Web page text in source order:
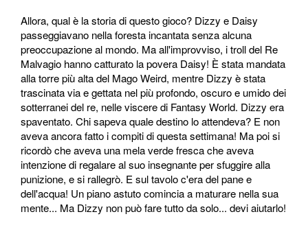
Allora, qual è la storia di questo gioco? Dizzy e Daisy
passeggiavano nella foresta incantata senza alcuna
preoccupazione al mondo. Ma all'improvviso, i troll del Re
Malvagio hanno catturato la povera Daisy! È stata mandata
alla torre più alta del Mago Weird, mentre Dizzy è stata
trascinata via e gettata nel più profondo, oscuro e umido dei
sotterranei del re, nelle viscere di Fantasy World. Dizzy era
spaventato. Chi sapeva quale destino lo attendeva? E non
aveva ancora fatto i compiti di questa settimana! Ma poi si
ricordò che aveva una mela verde fresca che aveva
intenzione di regalare al suo insegnante per sfuggire alla
punizione, e si rallegrò. E sul tavolo c'era del pane e
dell'acqua! Un piano astuto comincia a maturare nella sua
mente... Ma Dizzy non può fare tutto da solo... devi aiutarlo!